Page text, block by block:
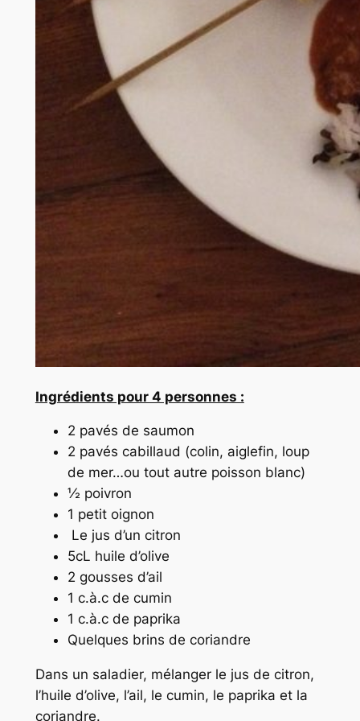
Ingrédients pour 4 personnes :
2 pavés de saumon
2 pavés cabillaud (colin, aiglefin, loup
de mer…ou tout autre poisson blanc)
½ poivron
1 petit oignon
Le jus d’un citron
5cL huile d’olive
2 gousses d’ail
1 c.à.c de cumin
1 c.à.c de paprika
Quelques brins de coriandre
Dans un saladier, mélanger le jus de citron,
l’huile d’olive, l’ail, le cumin, le paprika et la
coriandre.